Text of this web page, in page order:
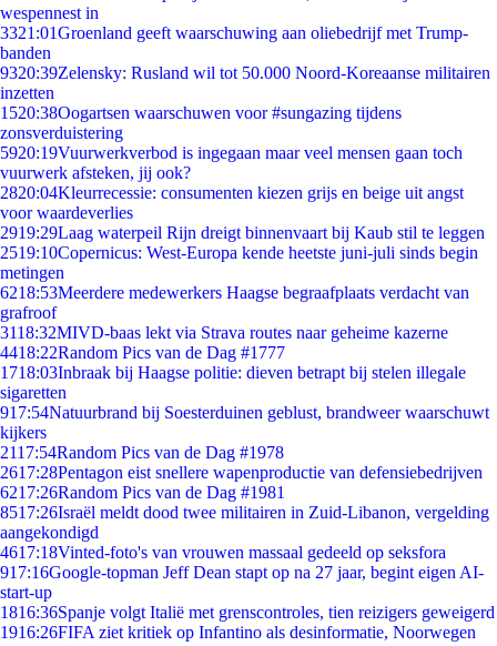
wespennest in
3321:01Groenland geeft waarschuwing aan oliebedrijf met Trump-
banden
9320:39Zelensky: Rusland wil tot 50.000 Noord-Koreaanse militairen
inzetten
1520:38Oogartsen waarschuwen voor #sungazing tijdens
zonsverduistering
5920:19Vuurwerkverbod is ingegaan maar veel mensen gaan toch
vuurwerk afsteken, jij ook?
2820:04Kleurrecessie: consumenten kiezen grijs en beige uit angst
voor waardeverlies
2919:29Laag waterpeil Rijn dreigt binnenvaart bij Kaub stil te leggen
2519:10Copernicus: West-Europa kende heetste juni-juli sinds begin
metingen
6218:53Meerdere medewerkers Haagse begraafplaats verdacht van
grafroof
3118:32MIVD-baas lekt via Strava routes naar geheime kazerne
4418:22Random Pics van de Dag #1777
1718:03Inbraak bij Haagse politie: dieven betrapt bij stelen illegale
sigaretten
917:54Natuurbrand bij Soesterduinen geblust, brandweer waarschuwt
kijkers
2117:54Random Pics van de Dag #1978
2617:28Pentagon eist snellere wapenproductie van defensiebedrijven
6217:26Random Pics van de Dag #1981
8517:26Israël meldt dood twee militairen in Zuid-Libanon, vergelding
aangekondigd
4617:18Vinted-foto's van vrouwen massaal gedeeld op seksfora
917:16Google-topman Jeff Dean stapt op na 27 jaar, begint eigen AI-
start-up
1816:36Spanje volgt Italië met grenscontroles, tien reizigers geweigerd
1916:26FIFA ziet kritiek op Infantino als desinformatie, Noorwegen